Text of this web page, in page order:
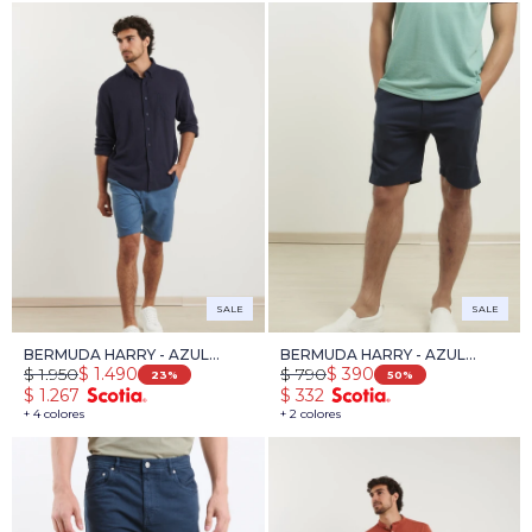
SALE
BERMUDA HARRY - AZUL
PIEDRA
+ 4 colores
$ 1.490
$ 1.950 23
$ 1.267
SALE
BERMUDA HARRY - AZUL
OSCURO
+ 2 colores
$ 390
$ 790 50
$ 332